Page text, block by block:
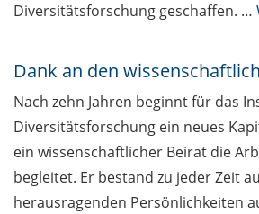
Diversitätsforschung geschaffen. …
Dank an den
Nach zehn Jahren beginnt für das
Diversitätsforschung ein neues
ein wissenschaftlicher Beirat die
begleitet. Er bestand zu jeder Zeit
herausragenden Persönlichkeiten